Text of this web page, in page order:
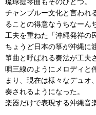
チャンプルー文化と言われ
ることの得意なうちなーん
工夫を重ねた「沖縄発祥の
ちょうど日本の箏が沖縄に
箏曲と呼ばれる奏法が工夫
唄三線のようにメロディと
まり、現在は様々なデュオ
奏されるようになった。
楽器だけで表現する沖縄音